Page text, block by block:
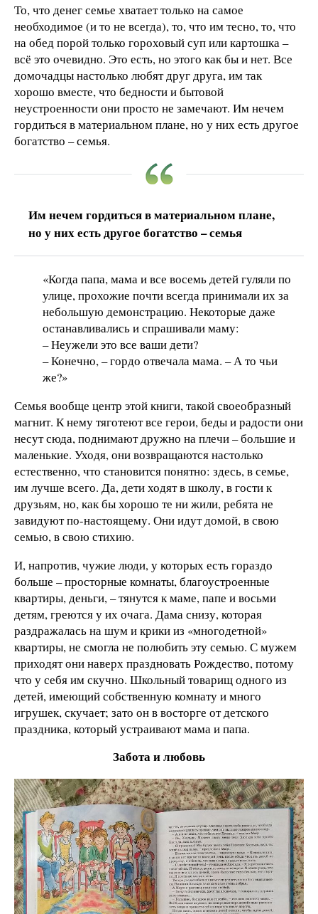
То, что денег семье хватает только на самое
необходимое (и то не всегда), то, что им тесно, то, что
на обед порой только гороховый суп или картошка –
всё это очевидно. Это есть, но этого как бы и нет. Все
домочадцы настолько любят друг друга, им так
хорошо вместе, что бедности и бытовой
неустроенности они просто не замечают. Им нечем
гордиться в материальном плане, но у них есть другое
богатство – семья.
Им нечем гордиться в материальном плане,
но у них есть другое богатство – семья
«Когда папа, мама и все восемь детей гуляли по
улице, прохожие почти всегда принимали их за
небольшую демонстрацию. Некоторые даже
останавливались и спрашивали маму:
– Неужели это все ваши дети?
– Конечно, – гордо отвечала мама. – А то чьи
же?»
Семья вообще центр этой книги, такой своеобразный
магнит. К нему тяготеют все герои, беды и радости они
несут сюда, поднимают дружно на плечи – большие и
маленькие. Уходя, они возвращаются настолько
естественно, что становится понятно: здесь, в семье,
им лучше всего. Да, дети ходят в школу, в гости к
друзьям, но, как бы хорошо те ни жили, ребята не
завидуют по-настоящему. Они идут домой, в свою
семью, в свою стихию.
И, напротив, чужие люди, у которых есть гораздо
больше – просторные комнаты, благоустроенные
квартиры, деньги, – тянутся к маме, папе и восьми
детям, греются у их очага. Дама снизу, которая
раздражалась на шум и крики из «многодетной»
квартиры, не смогла не полюбить эту семью. С мужем
приходят они наверх праздновать Рождество, потому
что у себя им скучно. Школьный товарищ одного из
детей, имеющий собственную комнату и много
игрушек, скучает; зато он в восторге от детского
праздника, который устраивают мама и папа.
Забота и любовь